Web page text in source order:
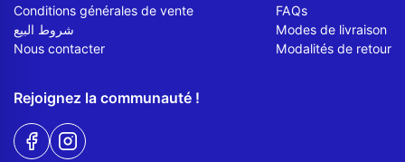
Conditions générales de vente
شروط البيع
Nous contacter
FAQs
Modes de livraison
Modalités de retour
Rejoignez la communauté !